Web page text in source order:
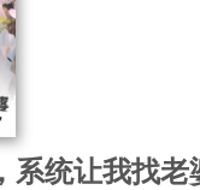
系统让我找老